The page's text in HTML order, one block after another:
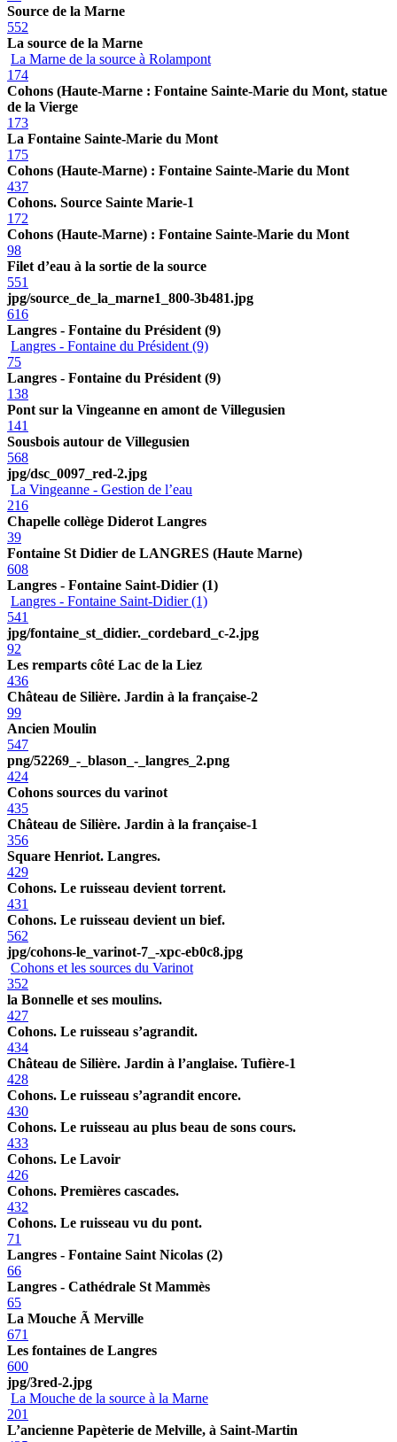
Source de la Marne
552
La source de la Marne
La Marne de la source à Rolampont
174
Cohons (Haute-Marne : Fontaine Sainte-Marie du Mont, statue
de la Vierge
173
La Fontaine Sainte-Marie du Mont
175
Cohons (Haute-Marne) : Fontaine Sainte-Marie du Mont
437
Cohons. Source Sainte Marie-1
172
Cohons (Haute-Marne) : Fontaine Sainte-Marie du Mont
98
Filet d’eau à la sortie de la source
551
jpg/source_de_la_marne1_800-3b481.jpg
616
Langres - Fontaine du Président (9)
Langres - Fontaine du Président (9)
75
Langres - Fontaine du Président (9)
138
Pont sur la Vingeanne en amont de Villegusien
141
Sousbois autour de Villegusien
568
jpg/dsc_0097_red-2.jpg
La Vingeanne - Gestion de l’eau
216
Chapelle collège Diderot Langres
39
Fontaine St Didier de LANGRES (Haute Marne)
608
Langres - Fontaine Saint-Didier (1)
Langres - Fontaine Saint-Didier (1)
541
jpg/fontaine_st_didier._cordebard_c-2.jpg
92
Les remparts côté Lac de la Liez
436
Château de Silière. Jardin à la française-2
99
Ancien Moulin
547
png/52269_-_blason_-_langres_2.png
424
Cohons sources du varinot
435
Château de Silière. Jardin à la française-1
356
Square Henriot. Langres.
429
Cohons. Le ruisseau devient torrent.
431
Cohons. Le ruisseau devient un bief.
562
jpg/cohons-le_varinot-7_-xpc-eb0c8.jpg
Cohons et les sources du Varinot
352
la Bonnelle et ses moulins.
427
Cohons. Le ruisseau s’agrandit.
434
Château de Silière. Jardin à l’anglaise. Tufière-1
428
Cohons. Le ruisseau s’agrandit encore.
430
Cohons. Le ruisseau au plus beau de sons cours.
433
Cohons. Le Lavoir
426
Cohons. Premières cascades.
432
Cohons. Le ruisseau vu du pont.
71
Langres - Fontaine Saint Nicolas (2)
66
Langres - Cathédrale St Mammès
65
La Mouche Ã Merville
671
Les fontaines de Langres
600
jpg/3red-2.jpg
La Mouche de la source à la Marne
201
L’ancienne Papèterie de Melville, à Saint-Martin